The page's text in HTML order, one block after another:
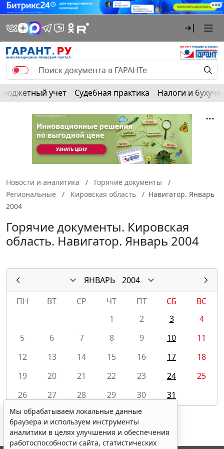
Бюджетный учет Судебная практика Налоги и
Новости и аналитика
Горячие документы
Региональные
Кировская область
Навигатор. Январь
2004
Горячие документы. Кировская
область. Навигатор. Январь 2004
ЯНВАРЬ
2004
ПН
ВТ СР ЧТ ПТ СБ
ВС
1
2 3
4
5
6 7 8 9 10
11
12
13 14 15 16 17
18
19
20 21 22 23 24
25
26
27 28 29 30 31
Мы обрабатываем локальные данные
браузера и используем инструменты
аналитики в целях улучшения и обеспечения
работоспособности сайта, статистических